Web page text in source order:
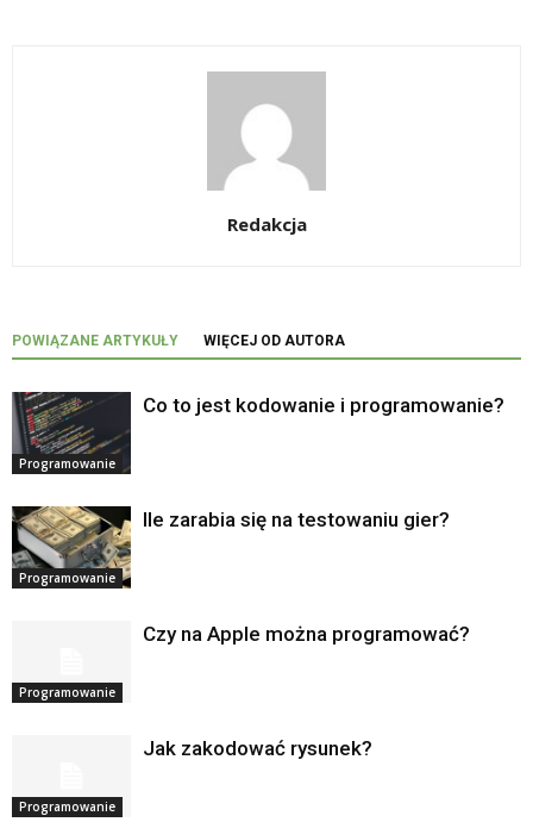
Redakcja
POWIĄZANE ARTYKUŁY WIĘCEJ OD AUTORA
Programowanie
Co to jest kodowanie i programowanie?
Programowanie
Ile zarabia się na testowaniu gier?
Programowanie
Czy na Apple można programować?
Programowanie
Jak zakodować rysunek?